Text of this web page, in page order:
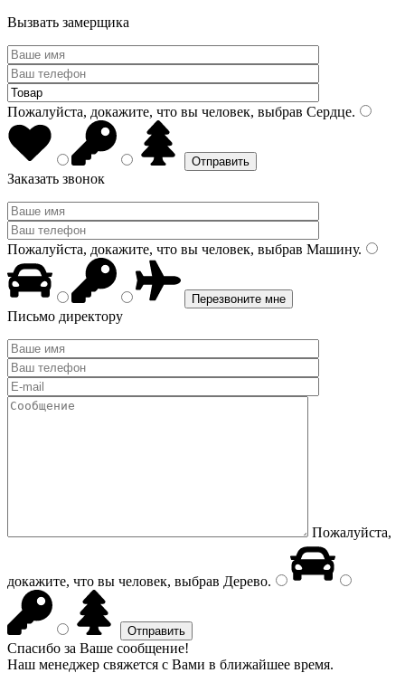
Вызвать замерщика
Пожалуйста, докажите, что вы человек, выбрав Сердце.
Заказать звонок
Пожалуйста, докажите, что вы человек, выбрав Машину.
Письмо директору
Пожалуйста,
докажите, что вы человек, выбрав Дерево.
Спасибо за Ваше сообщение!
Наш менеджер свяжется с Вами в ближайшее время.